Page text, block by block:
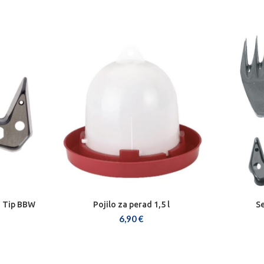
BBW DODAJ U KOŠARICU
Pojilo za perad 1,5 l
6,90€